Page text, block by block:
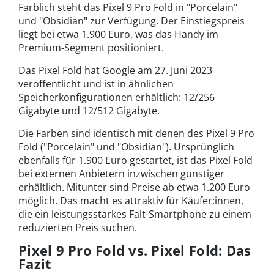
Farblich steht das Pixel 9 Pro Fold in "Porcelain"
und "Obsidian" zur Verfügung. Der Einstiegspreis
liegt bei etwa 1.900 Euro, was das Handy im
Premium-Segment positioniert.
Das Pixel Fold hat Google am 27. Juni 2023
veröffentlicht und ist in ähnlichen
Speicherkonfigurationen erhältlich: 12/256
Gigabyte und 12/512 Gigabyte.
Die Farben sind identisch mit denen des Pixel 9 Pro
Fold ("Porcelain" und "Obsidian"). Ursprünglich
ebenfalls für 1.900 Euro gestartet, ist das Pixel Fold
bei externen Anbietern inzwischen günstiger
erhältlich. Mitunter sind Preise ab etwa 1.200 Euro
möglich. Das macht es attraktiv für Käufer:innen,
die ein leistungsstarkes Falt-Smartphone zu einem
reduzierten Preis suchen.
Pixel 9 Pro Fold vs. Pixel Fold: Das
Fazit